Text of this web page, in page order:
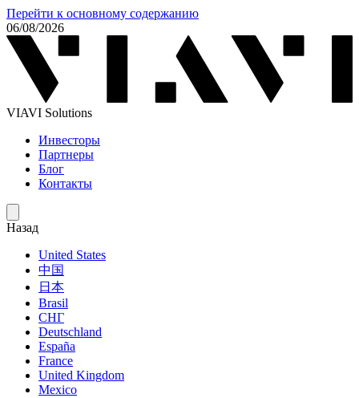
Перейти к основному содержанию
06/08/2026
VIAVI Solutions
Инвесторы
Партнеры
Блог
Контакты
Назад
United States
中国
日本
Brasil
СНГ
Deutschland
España
France
United Kingdom
Mexico